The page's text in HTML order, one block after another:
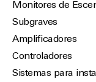
Monitores de
Subgraves
Amplificadores
Controladores
Sistemas para